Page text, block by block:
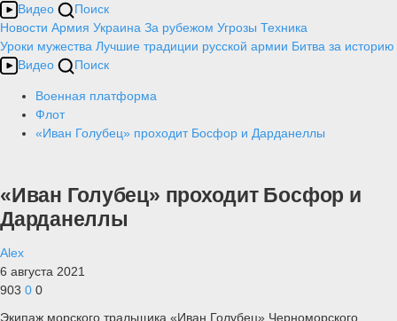
Видео
Поиск
Новости Армия Украина За рубежом Угрозы Техника
Уроки мужества Лучшие традиции русской армии Битва за историю
Видео
Поиск
Военная платформа
Флот
«Иван Голубец» проходит Босфор и Дарданеллы
«Иван Голубец» проходит Босфор и
Дарданеллы
Alex
6 августа 2021
903 0 0
Экипаж морского тральщика «Иван Голубец» Черноморского